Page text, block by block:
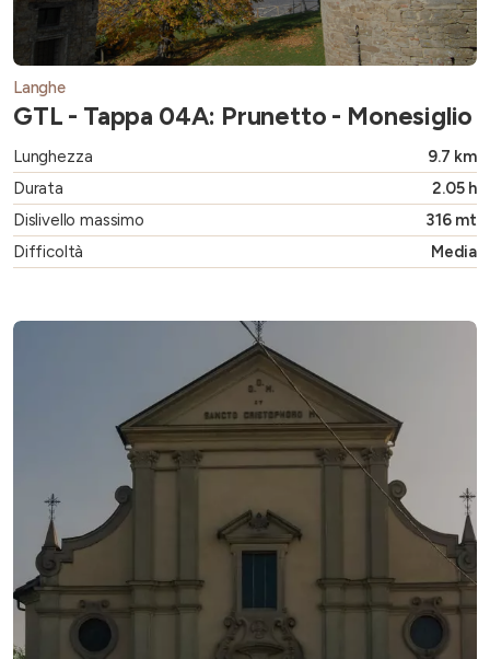
Langhe
GTL - Tappa 04A: Prunetto - Monesiglio
Lunghezza
9.7 km
Durata
2.05 h
Dislivello massimo
316 mt
Difficoltà
Media